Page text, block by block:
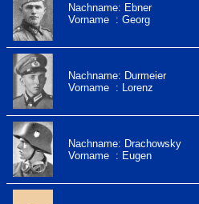
Nachname: Ebner
Vorname : Georg
Nachname: Durmeier
Vorname : Lorenz
Nachname: Drachowsky
Vorname : Eugen